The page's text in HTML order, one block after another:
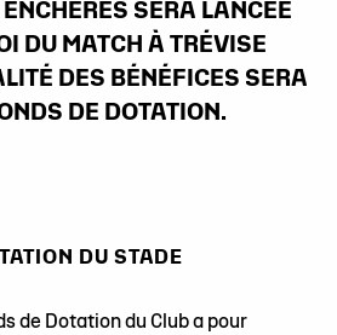
SERA LANCÉE
DU MATCH À TRÉVISE
DES BÉNÉFICES SERA
DE DOTATION.
DU STADE
de Dotation du Club a pour